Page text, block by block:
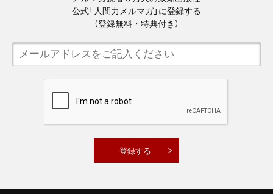
公式「人間力メルマガ」に登録する
（登録無料・特典付き）